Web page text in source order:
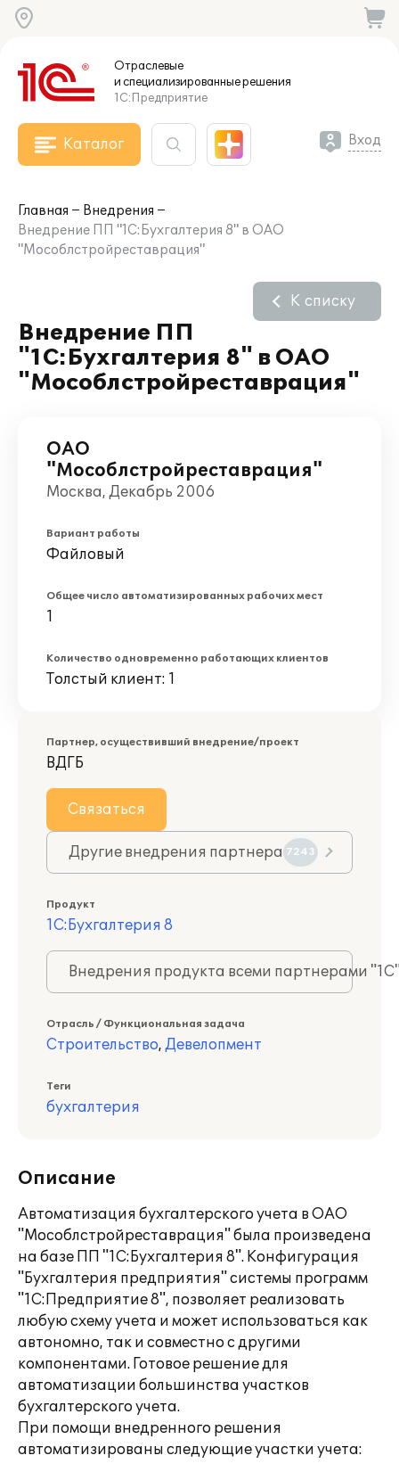
Отраслевые
и специализированныерешения
1С:Предприятие
Каталог Вход
Главная
Внедрения
Внедрение ПП "1С:Бухгалтерия 8" в ОАО
"Мособлстройреставрация"
Внедрение ПП
"1С:Бухгалтерия 8" в ОАО
"Мособлстройреставрация"
К списку
ОАО
"Мособлстройреставрация"
Москва, Декабрь 2006
Вариант работы
Файловый
Общее число автоматизированных рабочих мест
1
Количество одновременно работающих клиентов
Толстый клиент: 1
Партнер, осуществивший внедрение/проект
ВДГБ
Связаться
Другие внедрения партнера 7243
Продукт
1С:Бухгалтерия 8
Внедрения продукта всеми партнерами
Отрасль / Функциональная задача
Строительство, Девелопмент
Теги
бухгалтерия
Описание
Автоматизация бухгалтерского учета в ОАО
"Мособлстройреставрация" была произведена
на базе ПП "1С:Бухгалтерия 8". Конфигурация
"Бухгалтерия предприятия" системы программ
"1С:Предприятие 8", позволяет реализовать
любую схему учета и может использоваться как
автономно, так и совместно с другими
компонентами. Готовое решение для
автоматизации большинства участков
бухгалтерского учета.
При помощи внедренного решения
автоматизированы следующие участки учета: